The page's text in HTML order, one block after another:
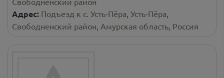
Адрес: Подъезд к с. Усть-Пёра, Усть-Пёра,
Свободненский район, Амурская область, Россия